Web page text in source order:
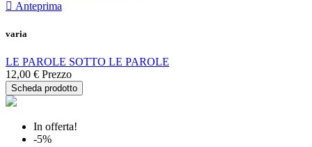
 Anteprima
varia
LE PAROLE SOTTO LE PAROLE
12,00 € Prezzo
Scheda prodotto
In offerta!
-5%